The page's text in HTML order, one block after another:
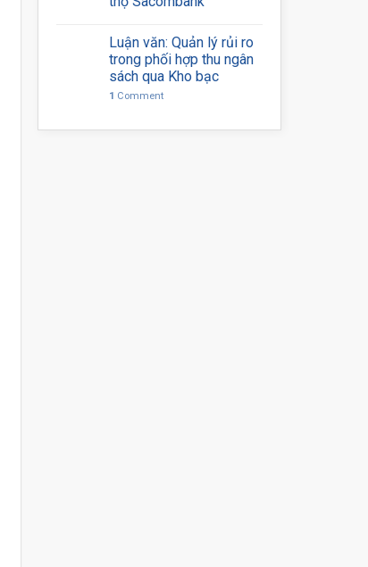
Luận văn: Quản lý rủi ro
trong phối hợp thu ngân
sách qua Kho bạc
1 Comment